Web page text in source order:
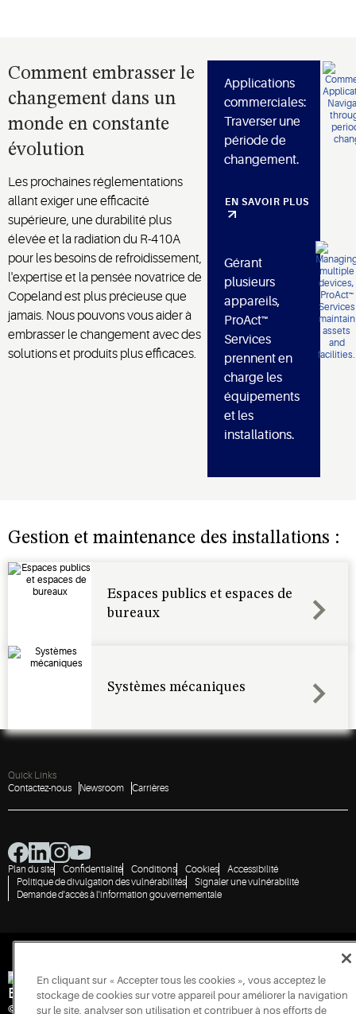
Comment embrasser le
changement dans un
monde en constante
évolution
Les prochaines réglementations
allant exiger une efficacité
supérieure, une durabilité plus
élevée et la radiation du R-410A
pour les besoins de refroidissement,
l'expertise et la pensée novatrice de
Copeland est plus précieuse que
jamais. Nous pouvons vous aider à
embrasser le changement avec des
solutions et produits plus efficaces.
Applications
commerciales:
Traverser une
période de
changement.
EN SAVOIR PLUS
Gérant
plusieurs
appareils,
ProAct™
Services
prennent en
charge les
équipements
et les
installations.
Gestion et maintenance des installations :
Espaces publics et espaces de
bureaux
Systèmes mécaniques
Quick Links
Contactez-nous
Newsroom Carrières
Plan du site Confidentialité Conditions Cookies
Accessibilité
Politique de divulgation des vulnérabilités
Signaler une vulnérabilité
Demande d'accès à l'information gouvernementale
Engineered for Sustainability
© 2026 Copeland LP. Tous droits réservés.
En cliquant sur « Accepter tous les cookies », vous acceptez le
stockage de cookies sur votre appareil pour améliorer la navigation
sur le site, analyser son utilisation et contribuer à nos efforts de